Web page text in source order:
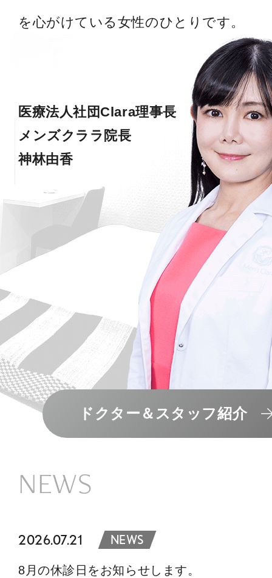
を心がけている女性のひとりです。
医療法人社団Clara理事長
メンズクララ院長
神林由香
ドクター＆スタッフ紹介
NEWS
2026.07.21 NEWS
8月の休診日をお知らせします。